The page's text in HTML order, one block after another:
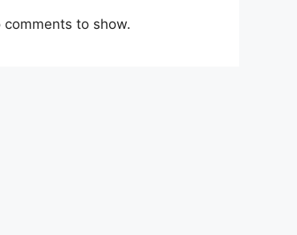
comments to show.